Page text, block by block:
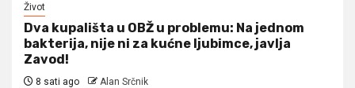
Život
Dva kupališta u OBŽ u problemu: Na jednom
bakterija, nije ni za kućne ljubimce, javlja
Zavod!
8 sati ago Alan Srčnik